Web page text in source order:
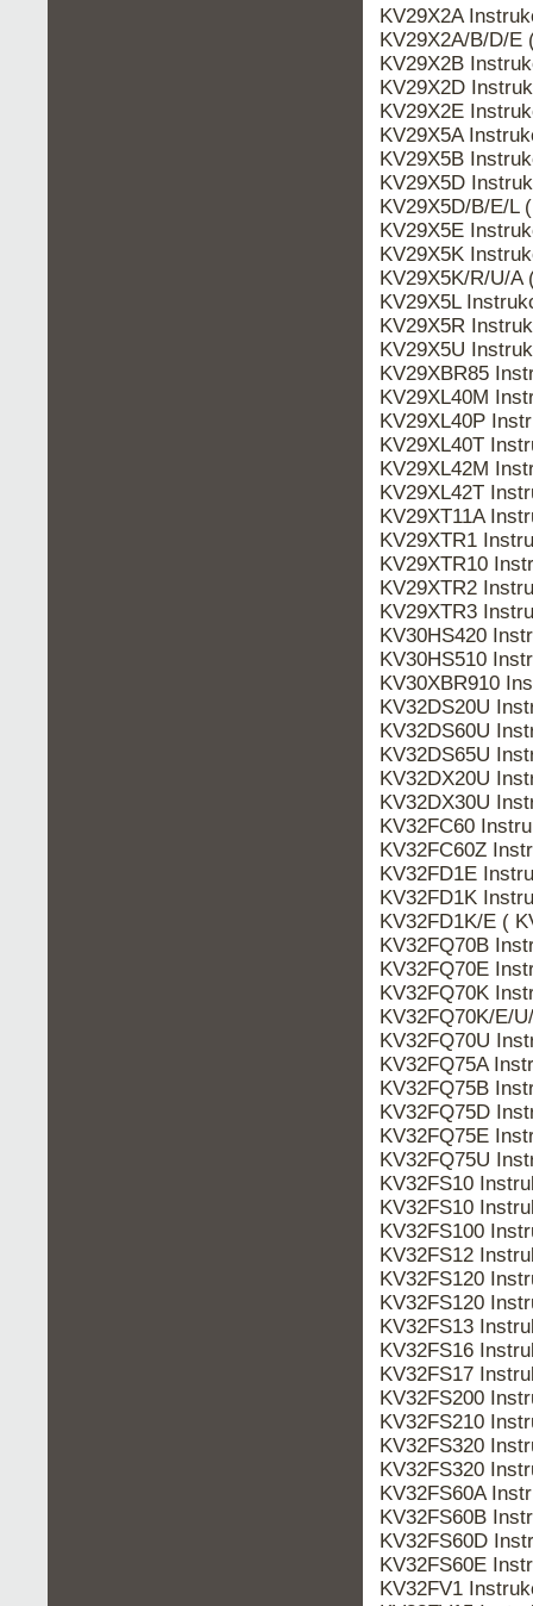
KV29X2A
KV29X2A/B/D/E
KV29X2B
KV29X2D
KV29X2E
KV29X5A
KV29X5B
KV29X5D
KV29X5D/B/E/L
KV29X5E
KV29X5K
KV29X5K/R/U/A
KV29X5L
KV29X5R
KV29X5U
KV29XBR85
KV29XL40M
KV29XL40P
KV29XL40T
KV29XL42M
KV29XL42T
KV29XT11A
KV29XTR1
KV29XTR10
KV29XTR2
KV29XTR3
KV30HS420
KV30HS510
KV30XBR910
KV32DS20U
KV32DS60U
KV32DS65U
KV32DX20U
KV32DX30U
KV32FC60
KV32FC60Z
KV32FD1E
KV32FD1K
KV32FD1K/E (
KV32FQ70B
KV32FQ70E
KV32FQ70K
KV32FQ70K/E/
KV32FQ70U
KV32FQ75A
KV32FQ75B
KV32FQ75D
KV32FQ75E
KV32FQ75U
KV32FS10
KV32FS10
KV32FS100
KV32FS12
KV32FS120
KV32FS120
KV32FS13
KV32FS16
KV32FS17
KV32FS200
KV32FS210
KV32FS320
KV32FS320
KV32FS60A
KV32FS60B
KV32FS60D
KV32FS60E
KV32FV1